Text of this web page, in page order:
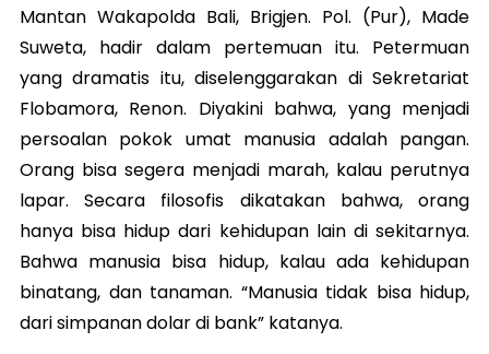
Mantan Wakapolda Bali, Brigjen. Pol. (Pur), Made
Suweta, hadir dalam pertemuan itu. Petermuan
yang dramatis itu, diselenggarakan di Sekretariat
Flobamora, Renon. Diyakini bahwa, yang menjadi
persoalan pokok umat manusia adalah pangan.
Orang bisa segera menjadi marah, kalau perutnya
lapar. Secara filosofis dikatakan bahwa, orang
hanya bisa hidup dari kehidupan lain di sekitarnya.
Bahwa manusia bisa hidup, kalau ada kehidupan
binatang, dan tanaman. “Manusia tidak bisa hidup,
dari simpanan dolar di bank” katanya.